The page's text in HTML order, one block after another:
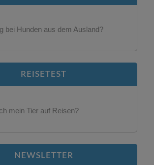
bei Hunden aus dem Ausland?
REISETEST
mein Tier auf Reisen?
NEWSLETTER